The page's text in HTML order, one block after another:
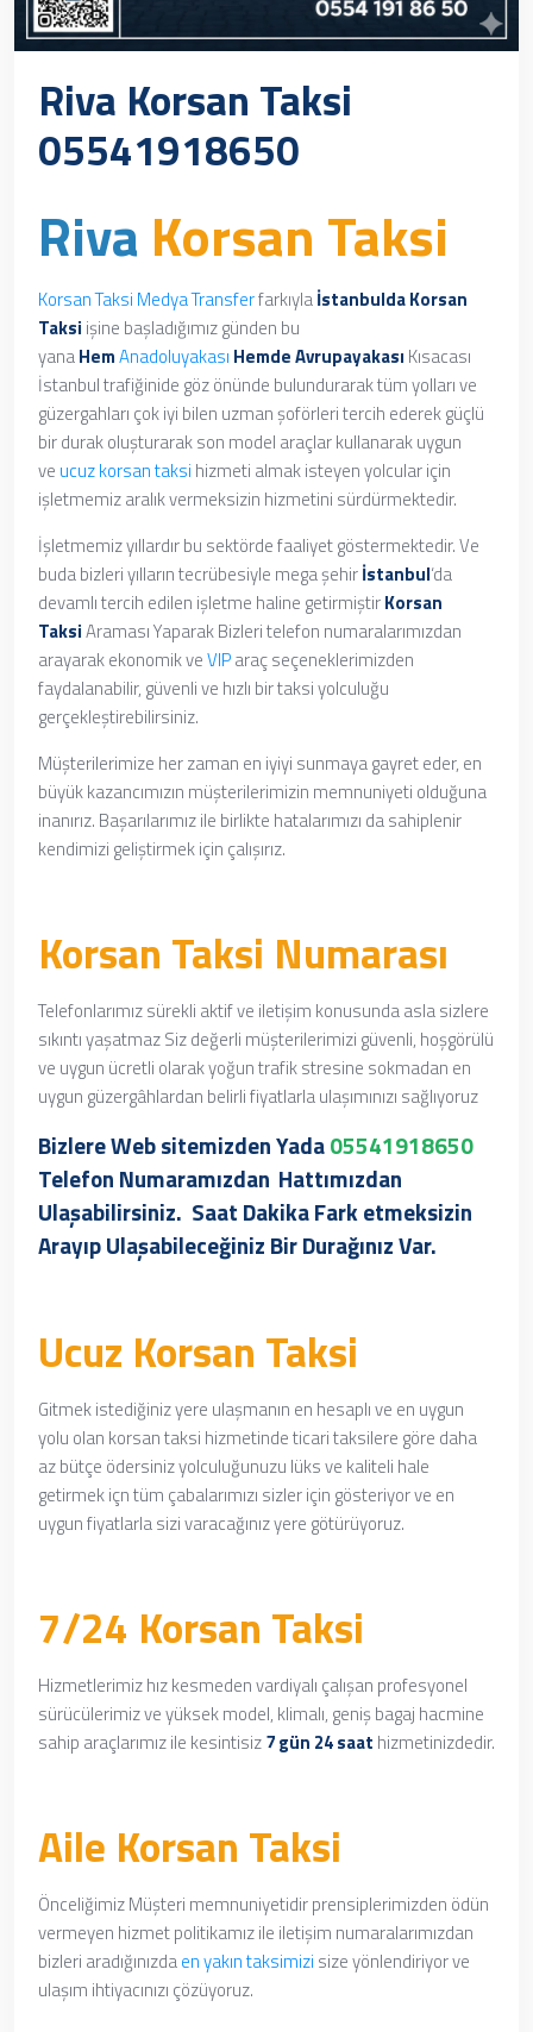
Riva Korsan Taksi
05541918650
Riva Korsan Taksi
Korsan Taksi Medya Transferfarkıylaİstanbulda Korsan
Taksi işine başladığımız günden bu
yanaHemAnadoluyakası HemdeAvrupayakası Kısacası
İstanbul trafiğinide göz önünde bulundurarak tüm yolları ve
güzergahları çok iyi bilen uzman şoförleri tercih ederek güçlü
bir durak oluşturarak son model araçlar kullanarak uygun
ve ucuz korsan taksi hizmeti almak isteyen yolcular için
işletmemiz aralık vermeksizin hizmetini sürdürmektedir.
İşletmemiz yıllardır bu sektörde faaliyet göstermektedir. Ve
buda bizleri yılların tecrübesiyle mega şehirİstanbul‘da
devamlı tercih edilen işletme haline getirmiştirKorsan
TaksiAraması YaparakBizleri telefon numaralarımızdan
arayarak ekonomik veVIParaç seçeneklerimizden
faydalanabilir, güvenli ve hızlı bir taksi yolculuğu
gerçekleştirebilirsiniz.
Müşterilerimize her zaman en iyiyi sunmaya gayret eder, en
büyük kazancımızın müşterilerimizin memnuniyeti olduğuna
inanırız. Başarılarımız ile birlikte hatalarımızı da sahiplenir
kendimizi geliştirmek için çalışırız.
Korsan Taksi Numarası
Telefonlarımız sürekli aktif ve iletişim konusunda asla sizlere
sıkıntı yaşatmaz Siz değerli müşterilerimizi güvenli, hoşgörülü
ve uygun ücretli olarak yoğun trafik stresine sokmadan en
uygun güzergâhlardan belirli fiyatlarla ulaşımınızı sağlıyoruz
Bizlere Web sitemizden Yada05541918650
Telefon Numaramızdan Hattımızdan
Ulaşabilirsiniz. Saat Dakika Fark etmeksizin
Arayıp Ulaşabileceğiniz Bir Durağınız Var.
Ucuz Korsan Taksi
Gitmek istediğiniz yere ulaşmanın en hesaplı ve en uygun
yolu olan korsan taksi hizmetindeticari taksilere göre daha
az bütçe ödersiniz yolculuğunuzu lüks ve kaliteli hale
getirmek içntüm çabalarımızı sizler için gösteriyor ve en
uygun fiyatlarla sizi varacağınız yere götürüyoruz.
7/24 Korsan Taksi
Hizmetlerimiz hız kesmeden vardiyalı çalışan profesyonel
sürücülerimiz ve yüksek model, klimalı, geniş bagaj hacmine
sahip araçlarımız ile kesintisiz7 gün 24 saat hizmetinizdedir.
Aile Korsan Taksi
Önceliğimiz Müşteri memnuniyetidir prensiplerimizden ödün
vermeyen hizmet politikamız ile iletişim numaralarımızdan
bizleri aradığınızdaen yakın taksimizi size yönlendiriyor ve
ulaşım ihtiyacınızı çözüyoruz.